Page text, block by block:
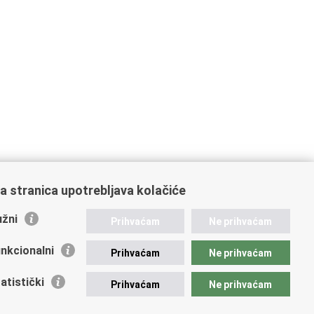
stranica upotrebljava kolačiće
Prihvaćam Ne prihvaćam
Prihvaćam Ne prihvaćam
Prihvaćam Ne prihvaćam